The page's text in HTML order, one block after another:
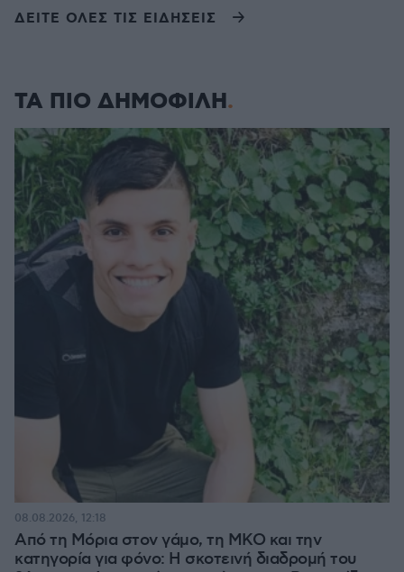
ΔΕΙΤΕ ΟΛΕΣ ΤΙΣ ΕΙΔΗΣΕΙΣ
ΤΑ ΠΙΟ ΔΗΜΟΦΙΛΗ
Από τη Μόρια στον γάμο, τη ΜΚΟ και την
κατηγορία για φόνο: Η σκοτεινή διαδρομή του
08.08.2026, 12:18